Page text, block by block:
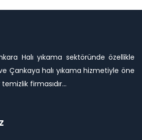
Halı yıkama sektöründe özellikle
Çankaya halı yıkama hizmetiyle öne
firmasıdır...